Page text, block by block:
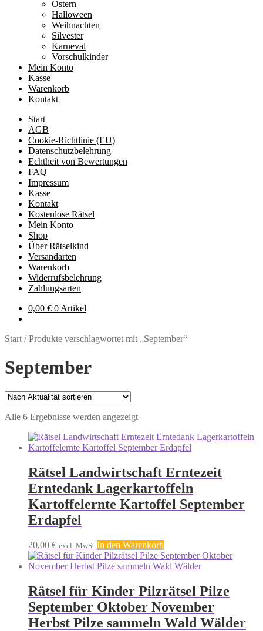
Ostern
Halloween
Weihnachten
Silvester
Karneval
Vorschulkinder
Mein Konto
Kasse
Warenkorb
Kontakt
Start
AGB
Cookie-Richtlinie (EU)
Datenschutzbelehrung
Echtheit von Bewertungen
FAQ
Impressum
Kasse
Kontakt
Kostenlose Rätsel
Mein Konto
Shop
Über Rätselkind
Versandarten
Warenkorb
Widerrufsbelehrung
Zahlungsarten
0,00 € 0 Artikel
Start /Produkte verschlagwortet mit „September“
September
Alle 6 Ergebnisse werden angezeigtNach
sortiert
Rätsel Landwirtschaft Erntezeit
Erntedank Lagerkartoffeln
Kartoffelernte Kartoffel September
Erdapfel
20,00 € excl. MwSt In den Warenkorb
Rätsel für Kinder Pilzrätsel Pilze
September Oktober November
Herbst Pilze sammeln Wald Wälder